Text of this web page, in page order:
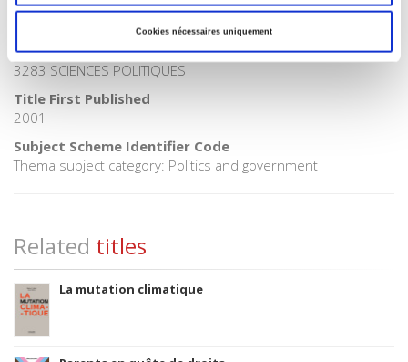
Cookies nécessaires uniquement
Onix Audience Codes
06 Professional and scholarly
CLIL (Version 2013-2019)
3283 SCIENCES POLITIQUES
Title First Published
2001
Subject Scheme Identifier Code
Thema subject category: Politics and government
Related titles
La mutation climatique